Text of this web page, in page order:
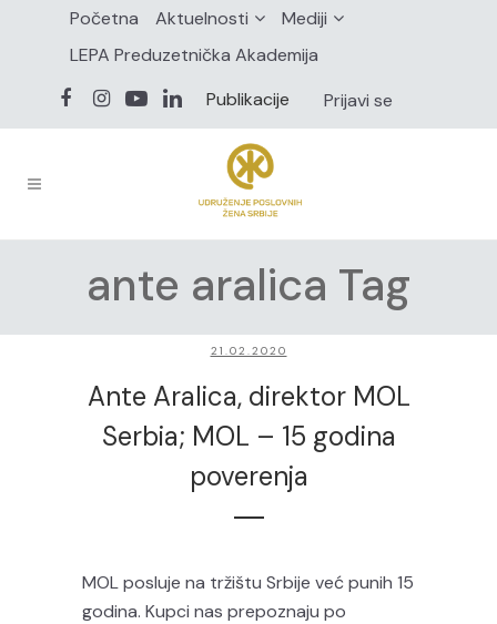
Početna Aktuelnosti
Mediji
LEPA Preduzetnička Akademija
Publikacije
Prijavi se
ante aralica Tag
21.02.2020
Ante Aralica, direktor MOL
Serbia; MOL – 15 godina
poverenja
MOL posluje na tržištu Srbije već punih 15
godina. Kupci nas prepoznaju po